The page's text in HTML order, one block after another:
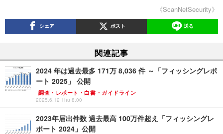
《ScanNetSecurity》
シェア ポスト 送る
関連記事
2024 年は過去最多 171万 8,036 件 ～「フィッシングレポ
ート 2025」 公開
調査・レポート・白書・ガイドライン
2025.6.12 Thu 8:00
2023年届出件数 過去最高 100万件超え「フィッシングレ
ポート 2024」公開